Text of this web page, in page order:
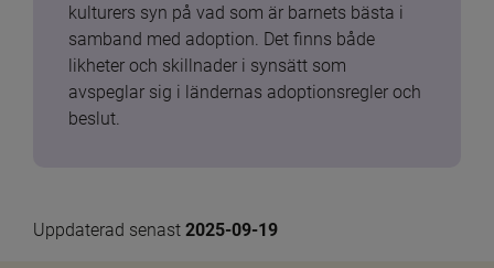
kulturers syn på vad som är barnets bästa i
samband med adoption. Det finns både
likheter och skillnader i synsätt som
avspeglar sig i ländernas adoptionsregler och
beslut.
Uppdaterad senast 2025-09-19